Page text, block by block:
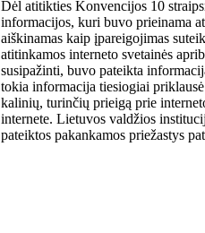
Dėl atitikties Konvencijos 10
informacijos, kuri buvo prieinama
aiškinamas kaip įpareigojimas
atitinkamos interneto svetainės
susipažinti, buvo pateikta
tokia informacija tiesiogiai
kalinių, turinčių prieigą prie
internete. Lietuvos valdžios
pateiktos pakankamos priežastys